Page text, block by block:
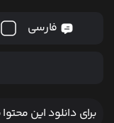
فارسی
برای دانلود این